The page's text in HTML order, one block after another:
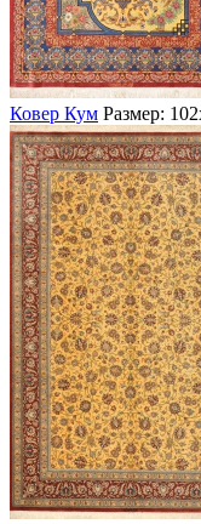
Ковер Кум Размер: